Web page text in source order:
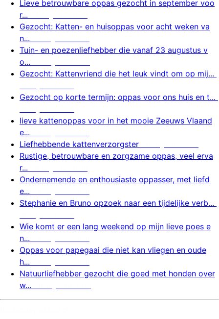
Lieve betrouwbare oppas gezocht in september voo
r...
Gezocht: Katten- en huisoppas voor acht weken va
n...
Tuin- en poezenliefhebber die vanaf 23 augustus v
o...
Gezocht: Kattenvriend die het leuk vindt om op mij...
Gezocht op korte termijn: oppas voor ons huis en t...
lieve kattenoppas voor in het mooie Zeeuws Vlaand
e...
Liefhebbende kattenverzorgster
Rustige, betrouwbare en zorgzame oppas, veel erva
r...
Ondernemende en enthousiaste oppasser, met liefd
e...
Stephanie en Bruno opzoek naar een tijdelijke verb...
Wie komt er een lang weekend op mijn lieve poes e
n...
Oppas voor papegaai die niet kan vliegen en oude
h...
Natuurliefhebber gezocht die goed met honden over
w...